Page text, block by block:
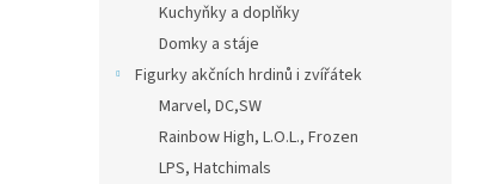
Kuchyňky a doplňky
Domky a stáje
Figurky akčních hrdinů i zvířátek
Marvel, DC,SW
Rainbow High, L.O.L., Frozen
LPS, Hatchimals